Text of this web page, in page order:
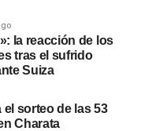
la reacción de los
tras el sufrido
Suiza
sorteo de las 53
Charata